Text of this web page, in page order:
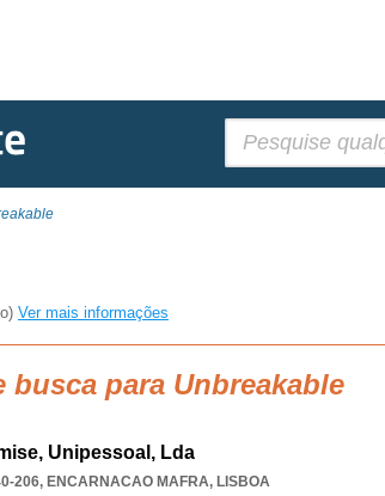
Ver mais informações
busca para Unbreakable
Unipessoal, Lda
206, ENCARNACAO MAFRA, LISBOA